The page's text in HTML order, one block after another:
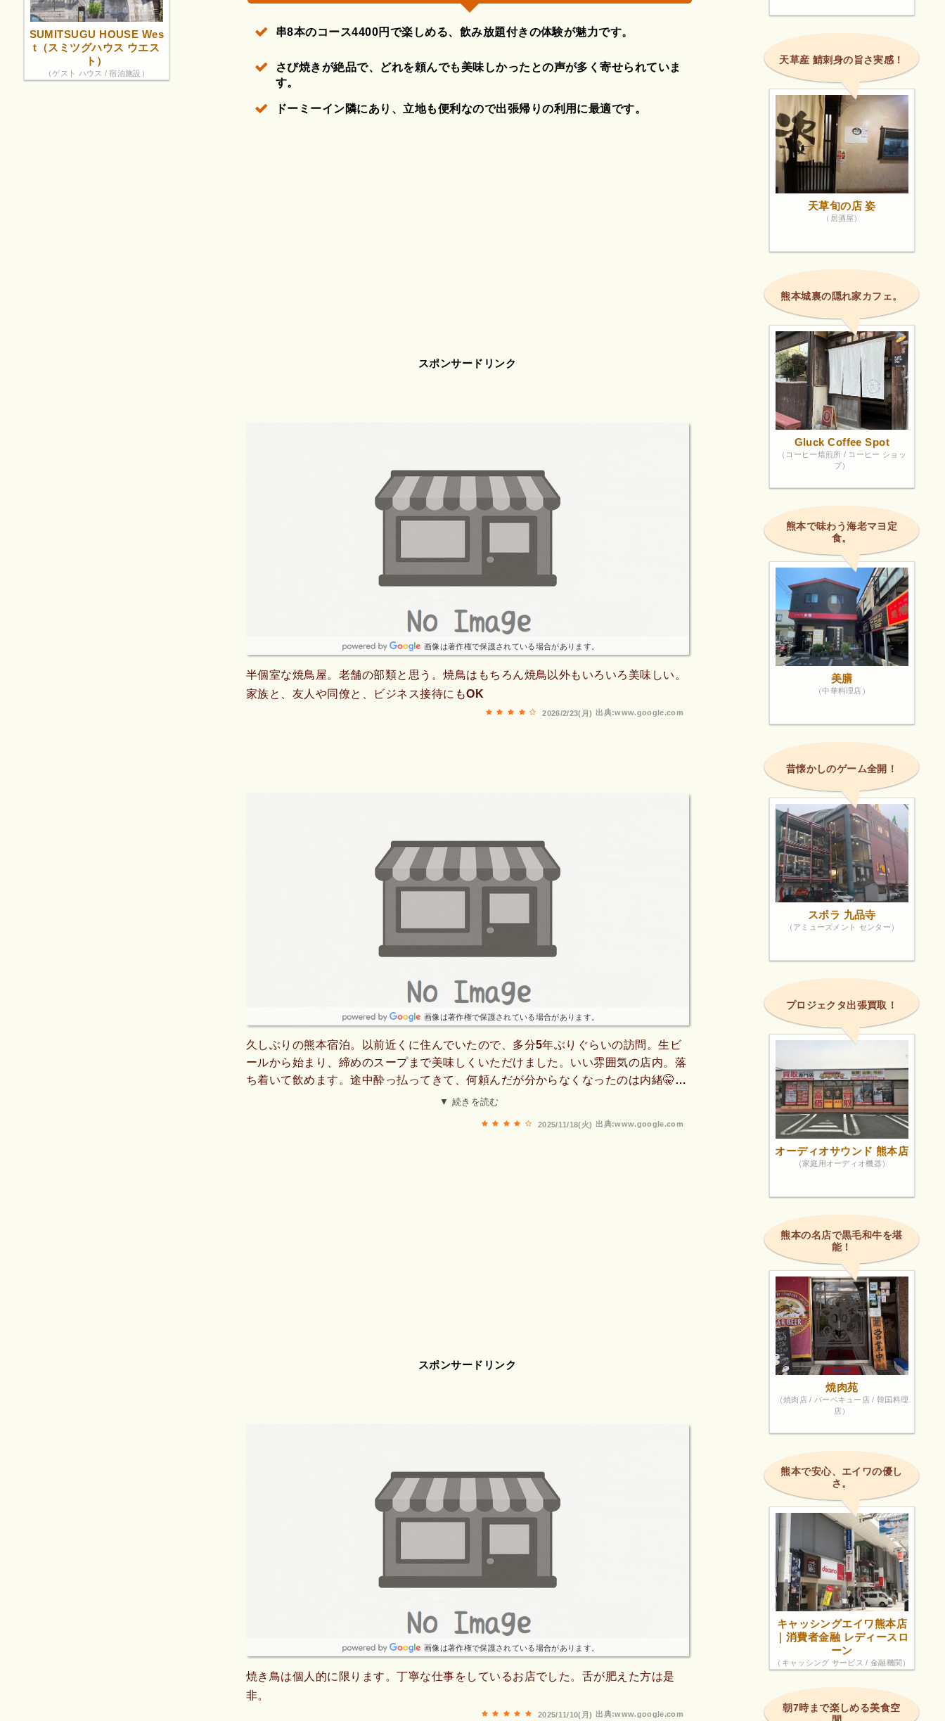
串8本のコース4400円で楽しめる、飲み放題付きの体験が魅力です。
さび焼きが絶品で、どれを頼んでも美味しかったとの声が多く寄せられていま
す。
ドーミーイン隣にあり、立地も便利なので出張帰りの利用に最適です。
スポンサードリンク
画像は著作権で保護されている場合があります。
半個室な焼鳥屋。老舗の部類と思う。焼鳥はもちろん焼鳥以外もいろいろ美味しい。
家族と、友人や同僚と、ビジネス接待にもOK
出典:www.google.com
2026/2/23(月)
画像は著作権で保護されている場合があります。
久しぶりの熊本宿泊。以前近くに住んでいたので、多分5年ぶりぐらいの訪問。生ビ
ールから始まり、締めのスープまで美味しくいただけました。いい雰囲気の店内。落
ち着いて飲めます。途中酔っ払ってきて、何頼んだが分からなくなったのは内緒🤫生
ビール2杯＋しろソーダ2杯＋串8本＋ホルモンみそ煮込み＝5530円PayPay対応して
▼ 続きを読む
出典:www.google.com
2025/11/18(火)
スポンサードリンク
画像は著作権で保護されている場合があります。
焼き鳥は個人的に限ります。丁寧な仕事をしているお店でした。舌が肥えた方は是
非。
出典:www.google.com
2025/11/10(月)
SUMITSUGU HOUSE Wes
t（スミツグハウス ウエス
ト）
（ゲスト ハウス / 宿泊施設）
天草産 鯖刺身の旨さ実感！
天草旬の店 姿
（居酒屋）
熊本城裏の隠れ家カフェ。
Gluck Coffee Spot
（コーヒー焙煎所 / コーヒー ショッ
プ）
熊本で味わう海老マヨ定
食。
美膳
（中華料理店）
昔懐かしのゲーム全開！
スポラ 九品寺
（アミューズメント センター）
プロジェクタ出張買取！
オーディオサウンド 熊本店
（家庭用オーディオ機器）
熊本の名店で黒毛和牛を堪
能！
焼肉苑
（焼肉店 / バーベキュー店 / 韓国料理
店）
熊本で安心、エイワの優し
さ。
キャッシングエイワ熊本店
｜消費者金融 レディースロ
ーン
（キャッシング サービス / 金融機関）
朝7時まで楽しめる美食空